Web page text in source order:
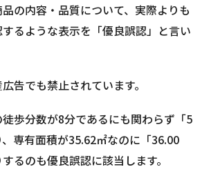
の内容・品質について、実際よりも
るような表示を「優良誤認」と言い
告でも禁止されています。
歩分数が8分であるにも関わらず「5
専有面積が35.62㎡なのに「36.00
るのも優良誤認に該当します。